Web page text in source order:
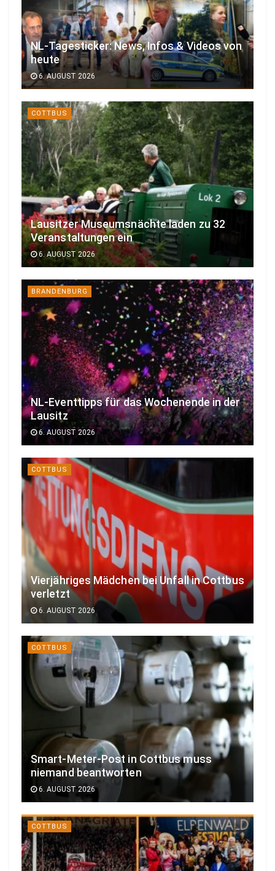
NL-Tagesticker: News, Infos & Videos von
heute
6. AUGUST 2026
COTTBUS
Lausitzer Museumsnächte laden zu 32
Veranstaltungen ein
6. AUGUST 2026
BRANDENBURG
NL-Eventtipps für das Wochenende in der
Lausitz
6. AUGUST 2026
COTTBUS
Vierjähriges Mädchen bei Unfall in Cottbus
verletzt
6. AUGUST 2026
COTTBUS
Smart-Meter-Post in Cottbus muss
niemand beantworten
6. AUGUST 2026
COTTBUS